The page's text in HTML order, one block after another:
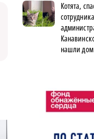
Котята,
нашли дом